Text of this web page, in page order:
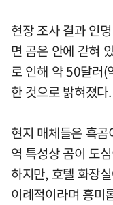
현장 조사 결과 인
면 곰은 안에 갇혀
로 인해 약 50달러(
한 것으로 밝혀졌다.
현지 매체들은 흑
역 특성상 곰이 도
하지만, 호텔 화장
이례적이라며 흥미